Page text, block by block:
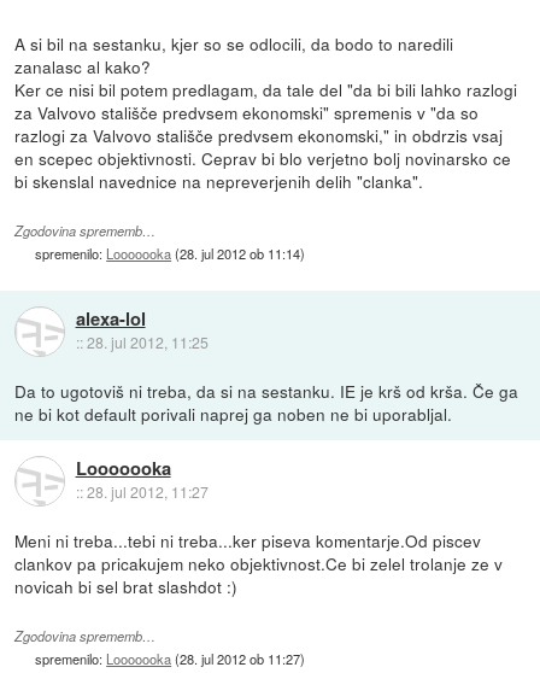
A si bil na sestanku, kjer so se odlocili, da bodo to naredili
zanalasc al kako?
Ker ce nisi bil potem predlagam, da tale del "da bi bili lahko razlogi
za Valvovo stališče predvsem ekonomski" spremenis v "da so
razlogi za Valvovo stališče predvsem ekonomski," in obdrzis vsaj
en scepec objektivnosti. Ceprav bi blo verjetno bolj novinarsko ce
bi skenslal navednice na nepreverjenih delih "clanka".
Zgodovina sprememb…
spremenilo: Looooooka(28. jul 2012 ob 11:14)
alexa-lol
::28. jul 2012, 11:25
Da to ugotoviš ni treba, da si na sestanku. IE je krš od krša. Če ga
ne bi kot default porivali naprej ga noben ne bi uporabljal.
Looooooka
::28. jul 2012, 11:27
Meni ni treba...tebi ni treba...ker piseva komentarje.Od piscev
clankov pa pricakujem neko objektivnost.Ce bi zelel trolanje ze v
novicah bi sel brat slashdot :)
Zgodovina sprememb…
spremenilo: Looooooka(28. jul 2012 ob 11:27)